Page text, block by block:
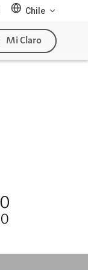
Chile
Mi Claro